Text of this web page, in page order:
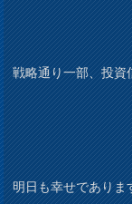
戦略通り一部、投資
明日も幸せでありま